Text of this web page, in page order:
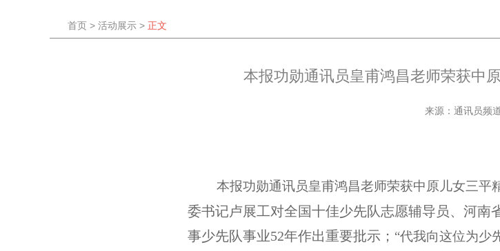
首页 > 活动展示 > 正文
本报功勋通讯员皇甫鸿昌老师荣获中
来源：通讯员频
本报功勋通讯员皇甫鸿昌老师荣获中原儿女三平
委书记卢展工对全国十佳少先队志愿辅导员、河南
事少先队事业52年作出重要批示； “代我向这位为少